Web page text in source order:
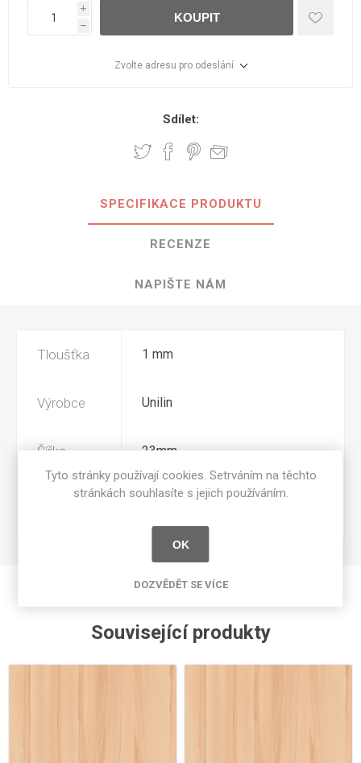
i
h
KOUPIT
Zvolte adresu pro odeslání
Sdílet:
SPECIFIKACE PRODUKTU
RECENZE
NAPIŠTE NÁM
Tloušťka 1 mm
Výrobce Unilin
Šířka 23mm
Povrchová
Související produkty
Tyto stránky používají cookies. Setrváním na těchto
stránkách souhlasíte s jejich používáním.
OK
DOZVĚDĚT SE VÍCE